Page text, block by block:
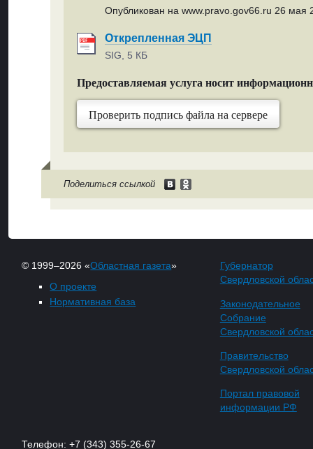
Опубликован на www.pravo.gov66.ru 26 мая
Открепленная ЭЦП
SIG, 5 КБ
Предоставляемая услуга носит
Проверить подпись файла на сервере
Поделиться ссылкой
© 1999–2026 «Областная газета»
О проекте
Нормативная база
Губернатор
Свердловской
Законодательное
Собрание
Свердловской
Правительство
Свердловской
Портал правовой
информации РФ
Телефон: +7 (343) 355-26-67